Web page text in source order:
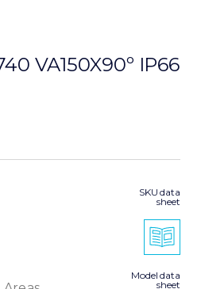
VA150X90º IP66
SKU data
sheet
Model data
sheet